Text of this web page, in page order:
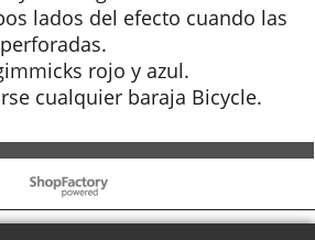
lados del efecto cuando las
rojo y azul.
cualquier baraja Bicycle.
ShopFactory eCommerce software was used.